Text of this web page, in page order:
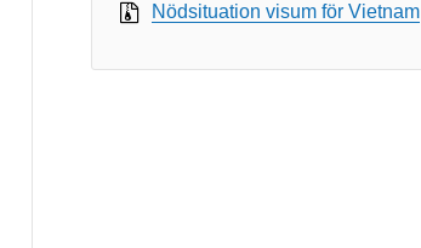
Nödsituation visum för Vietnam